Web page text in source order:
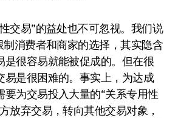
易”的益处也不可忽视。我们说
制消费者和商家的选择，其实隐含
是很容易就能被促成的。但在很
易是很困难的。事实上，为达成
要为交易投入大量的“关系专用性
放弃交易，转向其他交易对象，